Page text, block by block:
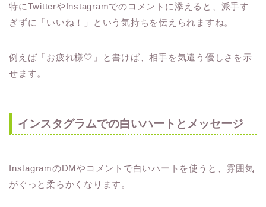
特にTwitterやInstagramでのコメントに添えると、派手す
ぎずに「いいね！」という気持ちを伝えられますね。
例えば「お疲れ様🤍」と書けば、相手を気遣う優しさを示
せます。
インスタグラムでの白いハートとメッセージ
InstagramのDMやコメントで白いハートを使うと、雰囲気
がぐっと柔らかくなります。